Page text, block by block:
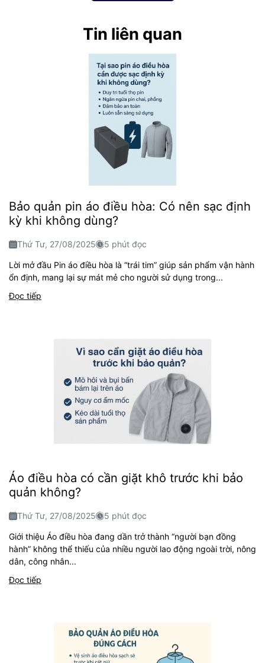
Tin liên quan
Bảo quản pin áo điều hòa: Có nên sạc định
kỳ khi không dùng?
Thứ Tư, 27/08/2025 5 phút đọc
Lời mở đầu Pin áo điều hòa là “trái tim” giúp sản phẩm vận hành
ổn định, mang lại sự mát mẻ cho người sử dụng trong...
Đọc tiếp
Áo điều hòa có cần giặt khô trước khi bảo
quản không?
Thứ Tư, 27/08/2025 5 phút đọc
Giới thiệu Áo điều hòa đang dần trở thành “người bạn đồng
hành” không thể thiếu của nhiều người lao động ngoài trời, nông
dân, công nhân...
Đọc tiếp